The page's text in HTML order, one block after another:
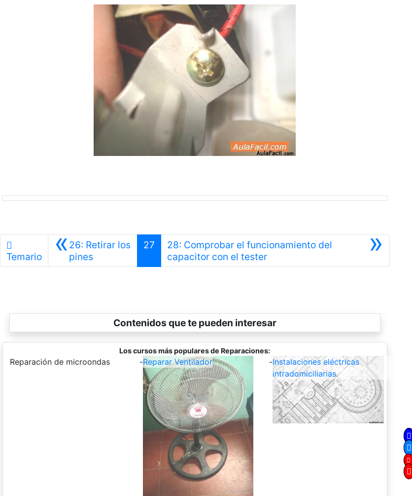
Temario «26: Retirar los
pinesAnterior
27 »
28: Comprobar el funcionamiento del
capacitor con el testerSiguiente
Contenidos que te pueden interesar
Los cursos más populares de Reparaciones:
-
Reparación de microondas -Reparar Ventilador -Instalaciones eléctricas
intradomiciliarias.